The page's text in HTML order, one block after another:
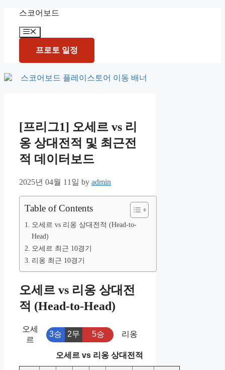
content
스코어보드
Menu
프로토 일정
[프리그1] 오세르 vs 리
옹 상대전적 및 최근전
적 데이터보드
2025년 04월 11일 by admin
Table of Contents
오세르 vs 리옹 상대전적 (Head-to-
Head)
오세르 최근 10경기
리옹 최근 10경기
오세르 vs 리옹 상대전
적 (Head-to-Head)
오세
르
3승 2무 5승 리옹
오세르 vs 리옹 상대전적